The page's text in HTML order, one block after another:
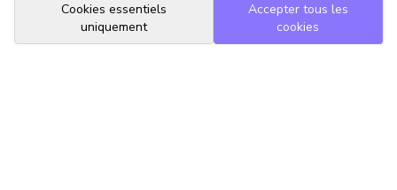
Cookies essentiels
uniquement
Accepter tous les
cookies